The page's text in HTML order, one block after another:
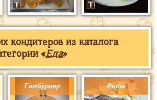
кондитеров из каталога
«Еда»
Гамбургер Рыба